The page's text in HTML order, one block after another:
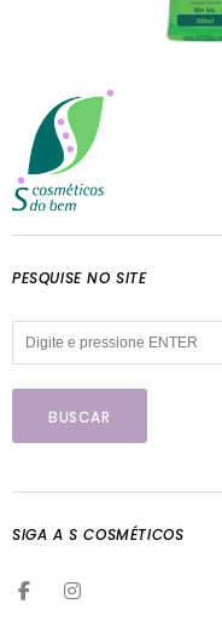
PESQUISE NO SITE
SIGA A S COSMÉTICOS